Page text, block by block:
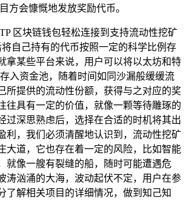
方会慷慨地发放奖励代币。
区块链钱包轻松连接到支持流动性挖矿
自己持有的代币按照一定的科学比例存
拿某些平台来说，用户可以将以太坊和特
入资金池，随着时间如同沙漏般缓缓流
所提供的流动性份额，获得与之对应的奖
往具有一定的价值，就像一颗等待雕琢的
过深思熟虑后，选择在合适的时机将其出
利，我们必须清醒地认识到，流动性挖矿
大道，它也存在着一定的风险，比如智能
就像一艘有裂缝的船，随时可能遭遇危
涛汹涌的大海，波动起伏不定，用户在参
了解相关项目的详细情况，做到知己知